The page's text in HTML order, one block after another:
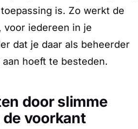
is. Zo werkt de
voor iedereen in je
dat je daar als beheerder
hoeft te besteden.
door slimme
voorkant